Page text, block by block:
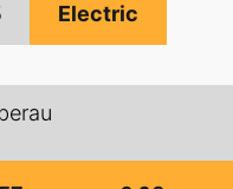
Electric